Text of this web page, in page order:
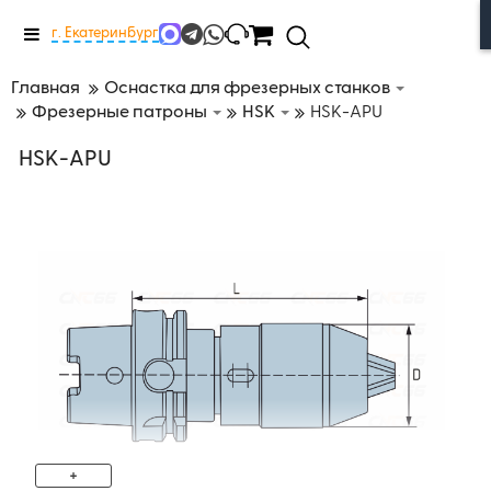
Меню
г. Екатеринбург
Главная
Оснастка для фрезерных станков
Фрезерные патроны
HSK HSK-APU
HSK-APU
+